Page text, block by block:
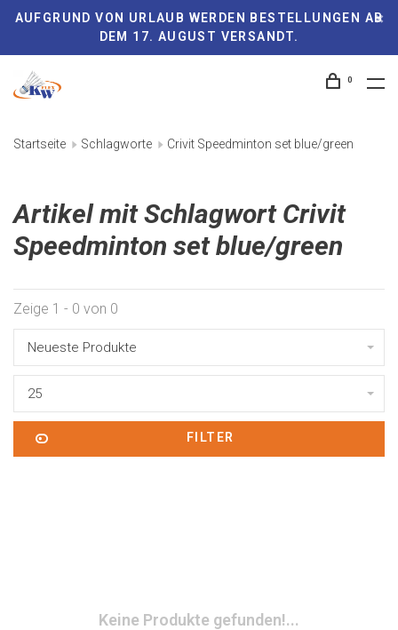
AUFGRUND VON URLAUB WERDEN BESTELLUNGEN AB
DEM 17. AUGUST VERSANDT.
0
Startseite Schlagworte Crivit Speedminton set blue/green
Artikel mit Schlagwort Crivit
Speedminton set blue/green
Zeige 1 - 0 von 0
Neueste Produkte
25
FILTER
Keine Produkte gefunden!...